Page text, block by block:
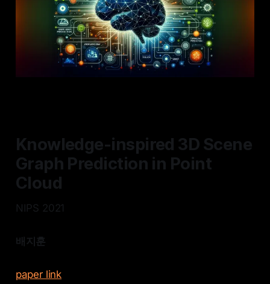
Knowledge-inspired 3D Scene
Graph Prediction in Point
Cloud
NIPS 2021
배지훈
paper link